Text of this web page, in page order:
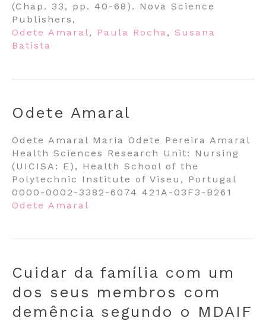
(Chap. 33, pp. 40-68). Nova Science
Publishers,
Odete Amaral, Paula Rocha , Susana
Batista
Odete Amaral
Odete Amaral Maria Odete Pereira Amaral
Health Sciences Research Unit: Nursing
(UICISA: E), Health School of the
Polytechnic Institute of Viseu, Portugal
0000-0002-3382-6074 421A-03F3-B261
Odete Amaral
Cuidar da família com um
dos seus membros com
demência segundo o MDAIF